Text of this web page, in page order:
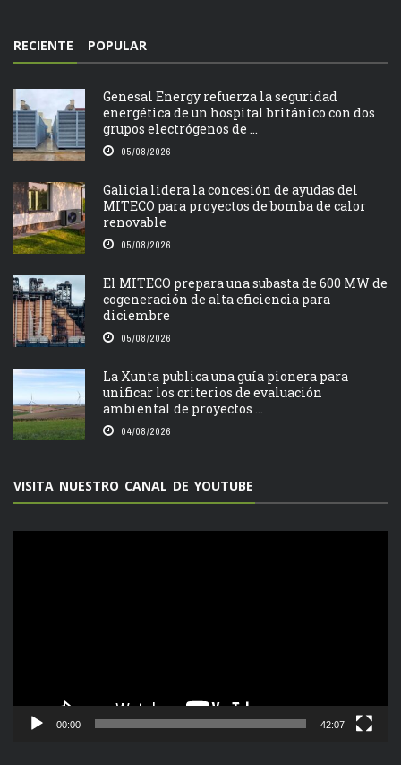
RECIENTE POPULAR
Genesal Energy refuerza la seguridad
energética de un hospital británico con dos
grupos electrógenos de ...
05/08/2026
Galicia lidera la concesión de ayudas del
MITECO para proyectos de bomba de calor
renovable
05/08/2026
El MITECO prepara una subasta de 600 MW de
cogeneración de alta eficiencia para
diciembre
05/08/2026
La Xunta publica una guía pionera para
unificar los criterios de evaluación
ambiental de proyectos ...
04/08/2026
VISITA NUESTRO CANAL DE YOUTUBE
00:00 42:07